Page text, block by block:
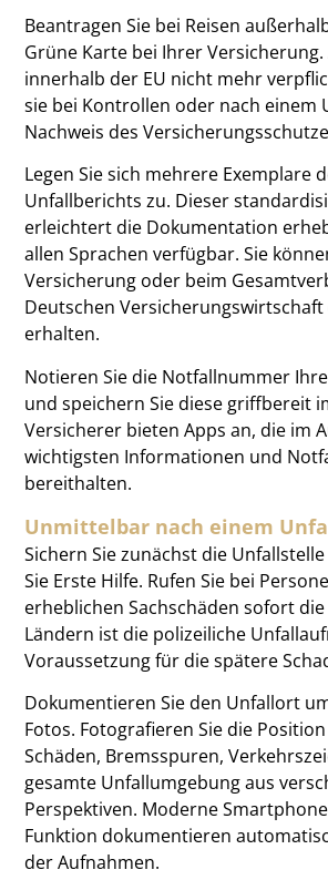
Beantragen Sie bei Reisen
Grüne Karte bei Ihrer
innerhalb der EU nicht mehr
sie bei Kontrollen oder nach einem
Nachweis des
Legen Sie sich mehrere Exemplare
Unfallberichts zu. Dieser
erleichtert die Dokumentation
allen Sprachen verfügbar. Sie
Versicherung oder beim
Deutschen Versicherungswirtschaft
erhalten.
Notieren Sie die Notfallnummer
und speichern Sie diese griffbereit
Versicherer bieten Apps an, die im
wichtigsten Informationen und
bereithalten.
Unmittelbar nach einem
Sichern Sie zunächst die
Sie Erste Hilfe. Rufen Sie bei
erheblichen Sachschäden sofort die
Ländern ist die polizeiliche
Voraussetzung für die spätere
Dokumentieren Sie den Unfallort
Fotos. Fotografieren Sie die
Schäden, Bremsspuren,
gesamte Unfallumgebung aus
Perspektiven. Moderne
Funktion dokumentieren
der Aufnahmen.